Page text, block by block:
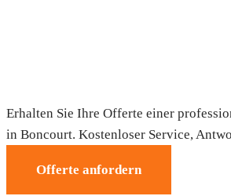
Erhalten Sie Ihre Offerte einer
in Boncourt. Kostenloser Service,
Offerte anfordern